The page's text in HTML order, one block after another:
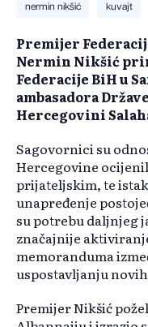
nermin nikšić kuvajt
Premijer
Nermin Nikšić
Federacije BiH u
ambasadora
Hercegovini
Sagovornici su
Hercegovine
prijateljskim, te
unapređenje
su potrebu daljnjeg
značajnije
memoranduma
uspostavljanju
Premijer Nikšić